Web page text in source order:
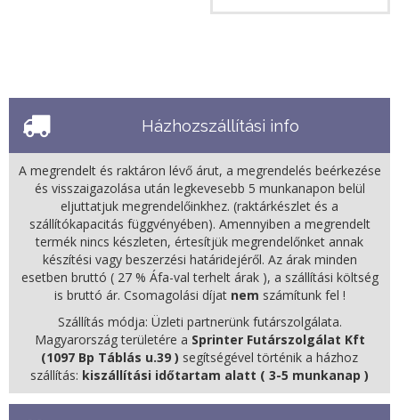
Házhozszállítási info
A megrendelt és raktáron lévő árut, a megrendelés beérkezése
és visszaigazolása után legkevesebb 5 munkanapon belül
eljuttatjuk megrendelőinkhez. (raktárkészlet és a
szállítókapacitás függvényében). Amennyiben a megrendelt
termék nincs készleten, értesítjük megrendelőnket annak
készítési vagy beszerzési határidejéről. Az árak minden
esetben bruttó ( 27 % Áfa-val terhelt árak ), a szállítási költség
is bruttó ár. Csomagolási díjat nem számítunk fel !
Szállítás módja: Üzleti partnerünk futárszolgálata.
Magyarország területére a Sprinter Futárszolgálat Kft
(1097 Bp Táblás u.39 ) segítségével történik a házhoz
szállítás: kiszállítási időtartam alatt ( 3-5 munkanap )